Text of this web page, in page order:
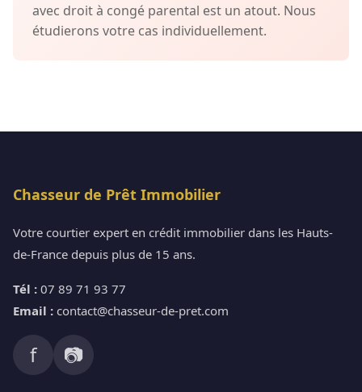
avec droit à congé parental est un atout. Nous
étudierons votre cas individuellement.
Chasseur de Prêt Immobilier
Votre courtier expert en crédit immobilier dans les Hauts-
de-France depuis plus de 15 ans.
Tél : 07 89 71 93 77
Email : contact@chasseur-de-pret.com
f 📷